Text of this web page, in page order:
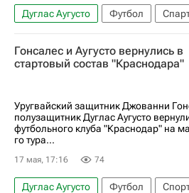
Дуглас Аугусто Футбол
Краснодар
Спорт
Кубок России по футболу
Пабло
Гонсалес и Аугусто вернулись в
стартовый состав "Краснодара"
Уругвайский защитник Джованни
полузащитник Дуглас Аугусто
футбольного клуба "Краснодар" на
го тура...
17 мая, 17:16 74
Дуглас Аугусто Футбол